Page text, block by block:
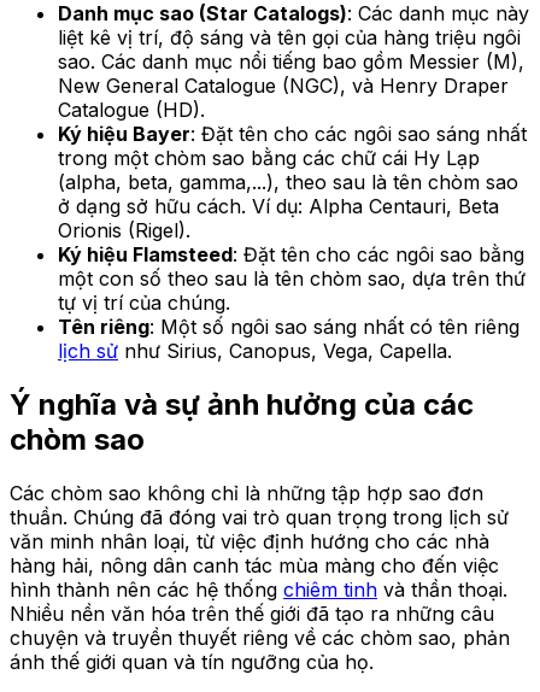
Danh mục sao (Star Catalogs): Các danh mục này
liệt kê vị trí, độ sáng và tên gọi của hàng triệu ngôi
sao. Các danh mục nổi tiếng bao gồm Messier (M),
New General Catalogue (NGC), và Henry Draper
Catalogue (HD).
Ký hiệu Bayer: Đặt tên cho các ngôi sao sáng nhất
trong một chòm sao bằng các chữ cái Hy Lạp
(alpha, beta, gamma,...), theo sau là tên chòm sao
ở dạng sở hữu cách. Ví dụ: Alpha Centauri, Beta
Orionis (Rigel).
Ký hiệu Flamsteed: Đặt tên cho các ngôi sao bằng
một con số theo sau là tên chòm sao, dựa trên thứ
tự vị trí của chúng.
Tên riêng: Một số ngôi sao sáng nhất có tên riêng
lịch sử như Sirius, Canopus, Vega, Capella.
Ý nghĩa và sự ảnh hưởng của các
chòm sao
Các chòm sao không chỉ là những tập hợp sao đơn
thuần. Chúng đã đóng vai trò quan trọng trong lịch sử
văn minh nhân loại, từ việc định hướng cho các nhà
hàng hải, nông dân canh tác mùa màng cho đến việc
hình thành nên các hệ thống chiêm tinh và thần thoại.
Nhiều nền văn hóa trên thế giới đã tạo ra những câu
chuyện và truyền thuyết riêng về các chòm sao, phản
ánh thế giới quan và tín ngưỡng của họ.